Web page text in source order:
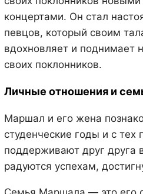
концертами. Он стал
певцов, который своим
вдохновляет и поднимает
своих поклонников.
Личные отношения и
Маршал и его жена
студенческие годы и с тех
поддерживают друг друга
радуются успехам,